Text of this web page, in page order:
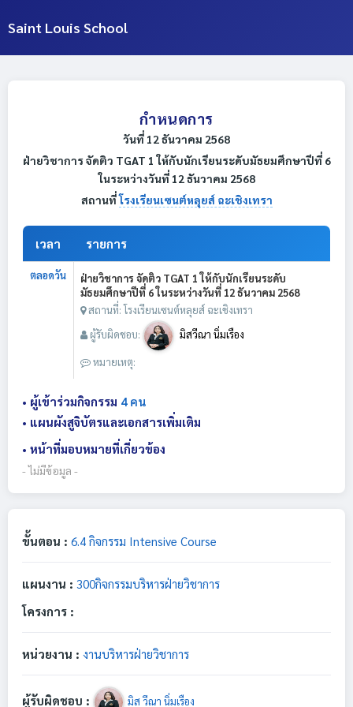
Saint Louis School
กำหนดการ
วันที่ 12 ธันวาคม 2568
ฝ่ายวิชาการ จัดติว TGAT 1 ให้กับนักเรียนระดับมัธยมศึกษาปีที่ 6
ในระหว่างวันที่ 12 ธันวาคม 2568
สถานที่โรงเรียนเซนต์หลุยส์ ฉะเชิงเทรา
เวลา รายการ
ตลอดวัน
ฝ่ายวิชาการ จัดติว TGAT 1 ให้กับนักเรียนระดับ
มัธยมศึกษาปีที่ 6 ในระหว่างวันที่ 12 ธันวาคม 2568
สถานที่: โรงเรียนเซนต์หลุยส์ ฉะเชิงเทรา
ผู้รับผิดชอบ:
มิสวีณา นิ่มเรือง
หมายเหตุ:
• ผู้เข้าร่วมกิจกรรม 4 คน
• แผนผังสูจิบัตรและเอกสารเพิ่มเติม
• หน้าที่มอบหมายที่เกี่ยวข้อง
- ไม่มีข้อมูล -
ขั้นตอน : 6.4 กิจกรรม Intensive Course
แผนงาน : 300กิจกรรมบริหารฝ่ายวิชาการ
โครงการ :
หน่วยงาน : งานบริหารฝ่ายวิชาการ
ผู้รับผิดชอบ : มิส วีณา นิ่มเรือง